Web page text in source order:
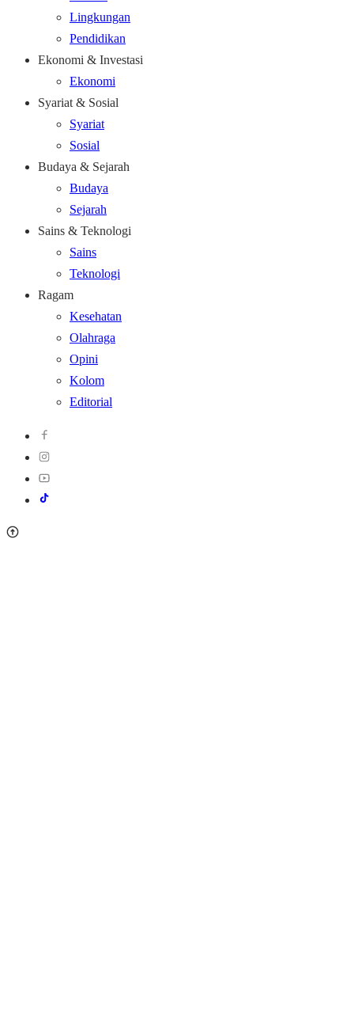
Lingkungan
Pendidikan
Ekonomi & Investasi
Ekonomi
Syariat & Sosial
Syariat
Sosial
Budaya & Sejarah
Budaya
Sejarah
Sains & Teknologi
Sains
Teknologi
Ragam
Kesehatan
Olahraga
Opini
Kolom
Editorial